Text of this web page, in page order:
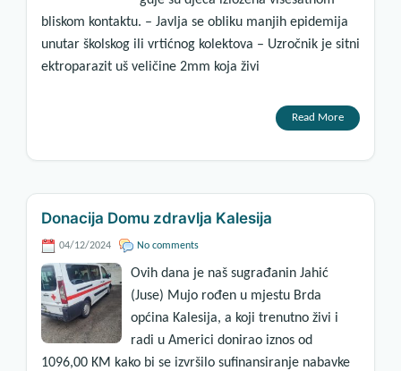
bliskom kontaktu. – Javlja se obliku manjih epidemija
unutar školskog ili vrtićnog kolektova – Uzročnik je sitni
ektroparazit uš veličine 2mm koja živi
Read More
Donacija Domu zdravlja Kalesija
04/12/2024 No comments
Ovih dana je naš sugrađanin Jahić
(Juse) Mujo rođen u mjestu Brda
općina Kalesija, a koji trenutno živi i
radi u Americi donirao iznos od
1096,00 KM kako bi se izvršilo sufinansiranje nabavke